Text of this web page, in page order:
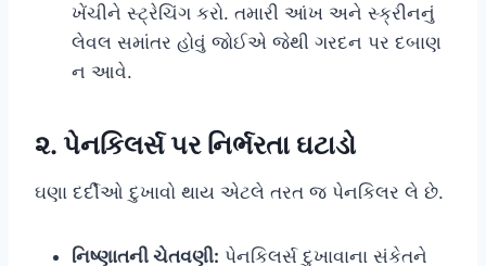
ખેંચીને સ્ટ્રેચિંગ કરો. તમારી આંખ અને સ્ક્રીનનું
લેવલ સમાંતર હોવું જોઈએ જેથી ગરદન પર દબાણ
ન આવે.
૨. પેનકિલર્સ પર નિર્ભરતા ઘટાડો
ઘણા દર્દીઓ દુખાવો થાય એટલે તરત જ પેનકિલર લે છે.
નિષ્ણાતની ચેતવણી: પેનકિલર્સ દુખાવાના સંકેતને